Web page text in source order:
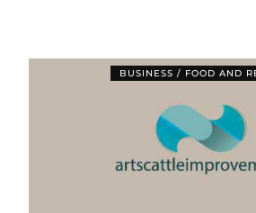
BUSINESS / FOOD AND